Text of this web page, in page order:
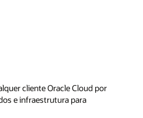
cliente Oracle Cloud por
e infraestrutura para